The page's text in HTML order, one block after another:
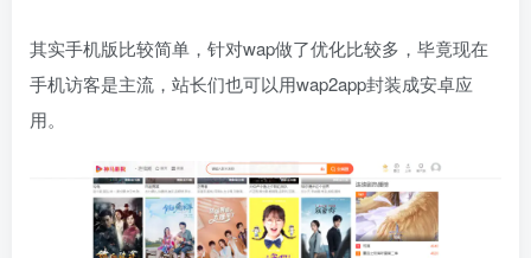
其实手机版比较简单，针对wap做了优化比较多，毕竟现在
手机访客是主流，站长们也可以用wap2app封装成安卓应
用。